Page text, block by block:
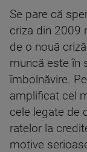
Se pare că
criza din 2009
de o nouă
muncă este în
îmbolnăvire.
amplificat cel
cele legate de
ratelor la
motive